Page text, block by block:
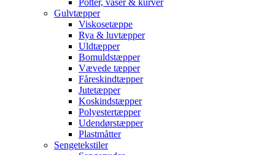
Potter, vaser & kurver
Gulvtæpper
Viskosetæppe
Rya & luvtæpper
Uldtæpper
Bomuldstæpper
Vævede tæpper
Fåreskindtæpper
Jutetæpper
Koskindstæpper
Polyestertæpper
Udendørstæpper
Plastmåtter
Sengetekstiler